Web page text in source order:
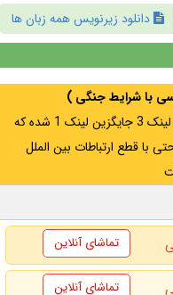
دانلود زیرنویس همه زبان ها
با شرایط جنگی )
اگر از ایران به آدرس مخفی متصل هستید ، لینک 3 جایگزین لینک 1 شده که
با قطع ارتباطات بین الملل
تماشای آنلاین
تماشای آنلاین